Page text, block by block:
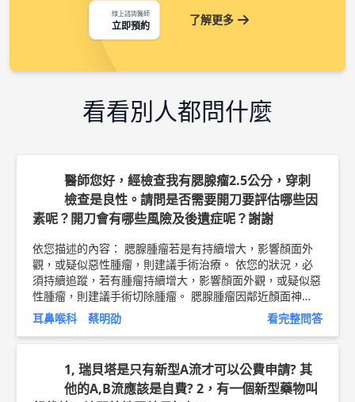
線上諮詢醫師
立即預約 了解更多
看看別人都問什麼
醫師您好，經檢查我有腮腺瘤2.5公分，穿刺
檢查是良性。請問是否需要開刀要評估哪些因
素呢？開刀會有哪些風險及後遺症呢？謝謝
依您描述的內容： 腮腺腫瘤若是有持續增大，影響顏面外
觀，或疑似惡性腫瘤，則建議手術治療。 依您的狀況，必
須持續追蹤，若有腫瘤持續增大，影響顏面外觀，或疑似惡
性腫瘤，則建議手術切除腫瘤。 腮腺腫瘤因鄰近顏面神
經，因此手術有造成顏面神經麻痺的風險，除此之外，亦有
可能發生傷口感染，出血，血腫，等併發症，不可不慎。
因此，建議尋找經驗充足，技術成熟，口碑好的醫師執刀，
才能降低併發症的風險。 此外，建議在手術中使用顏面神
經探測器 (通常需自費約兩萬元以內)，能有效降低顏面神經
麻痺的風險。 以上純係觀念交流，一切以醫師實際看診為
耳鼻喉科 蔡明劭 看完整問答
1, 瑞貝塔是只有新型A流才可以公費申請? 其
他的A,B流應該是自費? 2，有一個新型藥物叫